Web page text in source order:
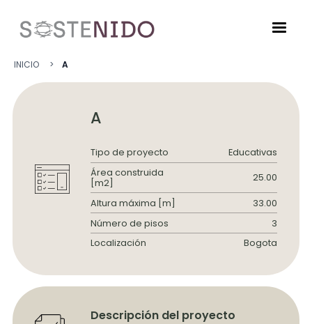
Ruta de
INICIO A
A
Tipo de proyecto
Educativas
Área construida
[m2]
25.00
Altura máxima [m]
33.00
Número de pisos
3
Localización
Bogota
Descripción del proyecto